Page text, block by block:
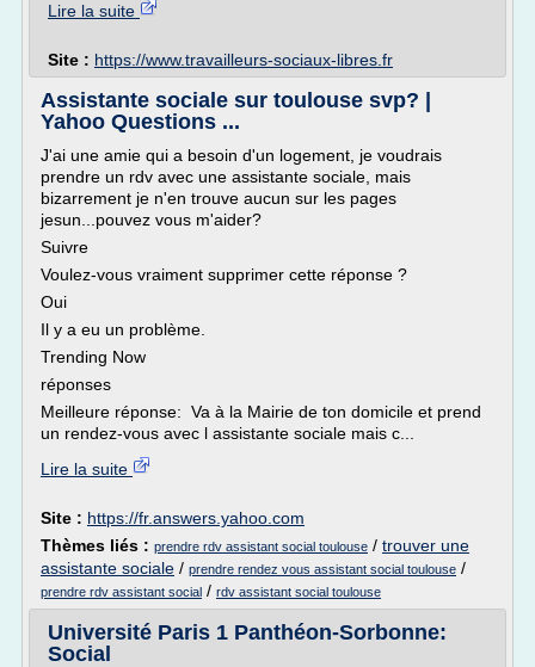
Lire la suite
Site : https://www.travailleurs-sociaux-libres.fr
Assistante sociale sur toulouse svp? |
Yahoo Questions ...
J'ai une amie qui a besoin d'un logement, je voudrais
prendre un rdv avec une assistante sociale, mais
bizarrement je n'en trouve aucun sur les pages
jesun...pouvez vous m'aider?
Suivre
Voulez-vous vraiment supprimer cette réponse ?
Oui
Il y a eu un problème.
Trending Now
réponses
Meilleure réponse: Va à la Mairie de ton domicile et prend
un rendez-vous avec l assistante sociale mais c...
Lire la suite
Site : https://fr.answers.yahoo.com
Thèmes liés : prendre rdv assistant social toulouse / trouver une
assistante sociale / prendre rendez vous assistant social toulouse /
prendre rdv assistant social / rdv assistant social toulouse
Université Paris 1 Panthéon-Sorbonne:
Social